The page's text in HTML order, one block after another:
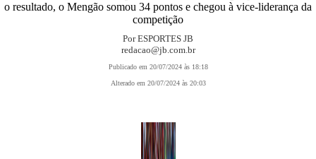
o resultado, o Mengão somou 34 pontos e chegou à vice-liderança da
competição
Por ESPORTES JB
redacao@jb.com.br
Publicado em 20/07/2024 às 18:18
Alterado em 20/07/2024 às 20:03